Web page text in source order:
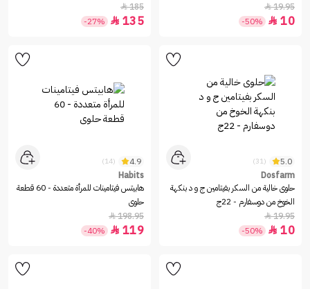
19.95

10

-50%
185

135

-27%
5.0
(31)
Dosfarm
حلوى خالية من السكر بفيتامين ج و د بنكهة
الخوخ من دوسفارم - 22ج
19.95

10

-50%
4.9
(14)
Habits
هابيتس فيتامينات للمرأة متعددة - 60 قطعة
حلوى
198.95

119

-40%